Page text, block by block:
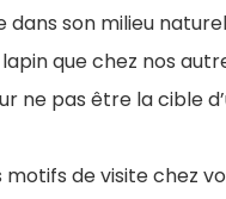
son milieu
que chez nos
ne pas être la cible
motifs de visite chez